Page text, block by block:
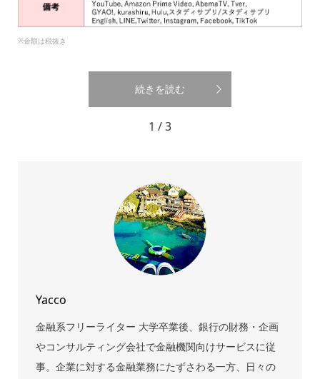
※金額は税抜き
続きを読む
1 / 3
Yacco
金融系フリーライター 大学卒業後、銀行の財務・企画
やコンサルティング会社で金融機関向けサービスに従
事。企業に対する金融業務にたずさわる一方、日々の